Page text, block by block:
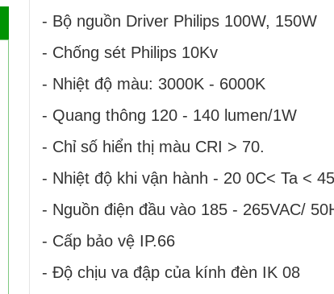
- Bộ nguồn Driver Philips 100W, 150W
- Chống sét Philips 10Kv
- Nhiệt độ màu: 3000K - 6000K
- Quang thông 120 - 140 lumen/1W
- Chỉ số hiển thị màu CRI > 70.
- Nhiệt độ khi vận hành - 20 0C< Ta <
- Nguồn điện đầu vào 185 - 265VAC/
- Cấp bảo vệ IP.66
- Độ chịu va đập của kính đèn IK 08